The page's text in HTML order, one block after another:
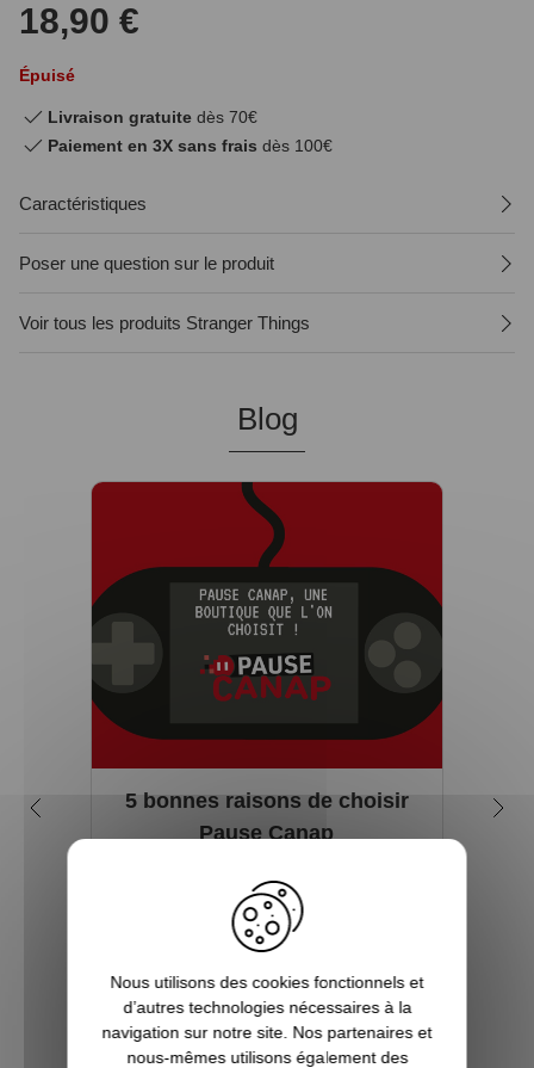
18,90 €
Épuisé
Livraison gratuite dès 70€
Paiement en 3X sans frais dès 100€
Caractéristiques
Poser une question sur le produit
Voir tous les produits Stranger Things
Blog
5 bonnes raisons de choisir
Pause Canap
Vous êtes accro aux séries télé ? Toujours
à l’affût de la sortie du prochain film de
super-héros ? Les jeux vidéo ne sont pas
véritable passion ? Alors vous êtes, ici, sur
Pause Canap, à l’endro...
Nous utilisons des cookies fonctionnels et
d’autres technologies nécessaires à la
navigation sur notre site. Nos partenaires et
nous-mêmes utilisons également des